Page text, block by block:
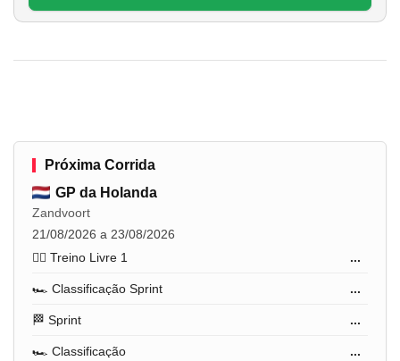
Próxima Corrida
GP da Holanda
Zandvoort
21/08/2026 a 23/08/2026
🏋️‍♂️ Treino Livre 1
...
🏎️ Classificação Sprint ...
🏁 Sprint ...
🏎️ Classificação ...